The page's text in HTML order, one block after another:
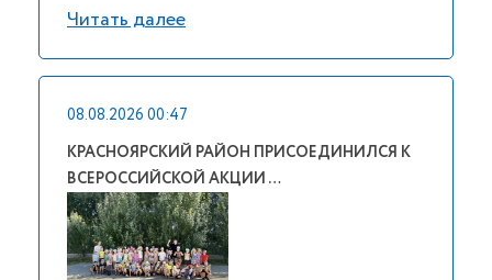
Читать далее
08.08.2026 00:47
КРАСНОЯРСКИЙ РАЙОН ПРИСОЕДИНИЛСЯ К
ВСЕРОССИЙСКОЙ АКЦИИ …